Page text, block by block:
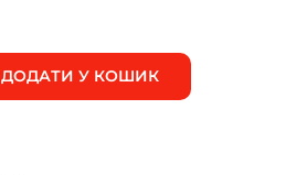
ДОДАТИ У КОШИК